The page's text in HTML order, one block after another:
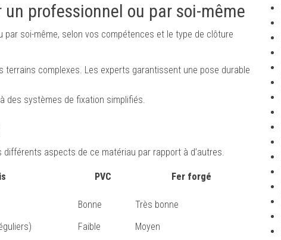
professionnel ou par soi-même
soi-même, selon vos compétences et le type de clôture
complexes. Les experts garantissent une pose durable
des systèmes de fixation simplifiés.
aspects de ce matériau par rapport à d’autres.
PVC Fer forgé
Bonne
Très bonne
Faible
Moyen